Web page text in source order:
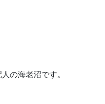
の海老沼です。